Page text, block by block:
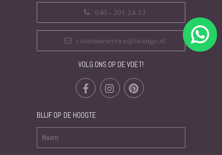
040 - 201 24 13
customerservice@livengo.nl
VOLG ONS OP DE VOET!
BLIJF OP DE HOOGTE